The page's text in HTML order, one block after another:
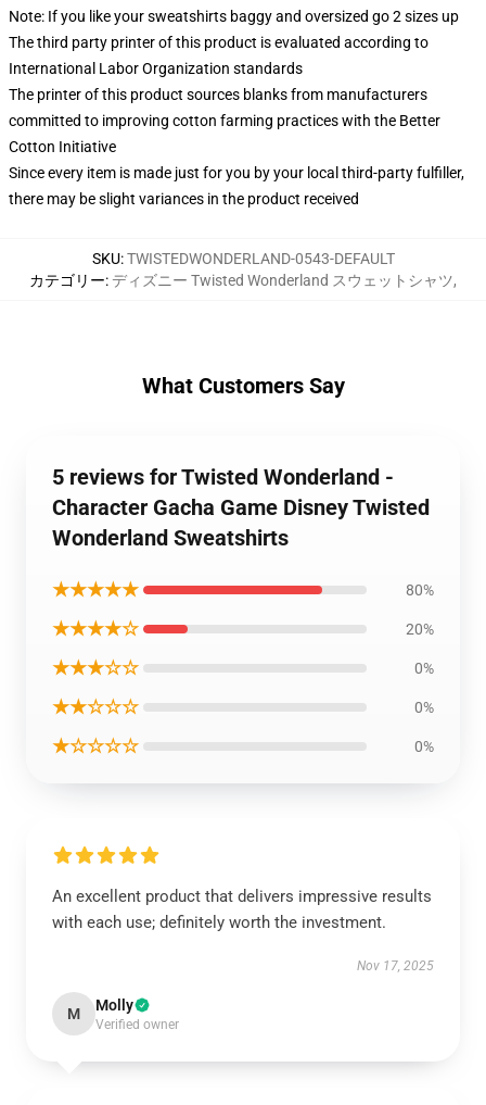
Note: If you like your sweatshirts baggy and oversized go 2 sizes up
The third party printer of this product is evaluated according to
International Labor Organization standards
The printer of this product sources blanks from manufacturers
committed to improving cotton farming practices with the Better
Cotton Initiative
Since every item is made just for you by your local third-party fulfiller,
there may be slight variances in the product received
SKU:TWISTEDWONDERLAND-0543-DEFAULT
カテゴリー:ディズニー Twisted Wonderland スウェットシャツ,
What Customers Say
5 reviews for Twisted Wonderland -
Character Gacha Game Disney Twisted
Wonderland Sweatshirts
★★★★★ 80%
★★★★☆ 20%
★★★☆☆ 0%
★★☆☆☆ 0%
★☆☆☆☆ 0%
An excellent product that delivers impressive results
with each use; definitely worth the investment.
Nov 17, 2025
M Molly
Verified owner